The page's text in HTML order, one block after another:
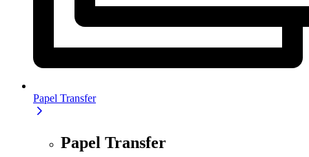
Papel Transfer
Papel Transfer